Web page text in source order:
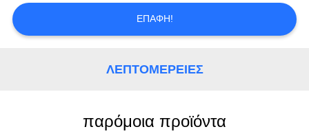
ΑΠΌΣΠΑΣΜΑ
ΕΠΑΦΉ!
ΛΕΠΤΟΜΈΡΕΙΕΣ
παρόμοια προϊόντα